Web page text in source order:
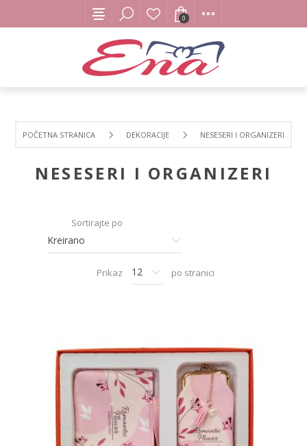
0
POČETNA STRANICA DEKORACIJE NESESERI I ORGANIZERI
NESESERI I ORGANIZERI
Sortirajte po
Prikaz po stranici